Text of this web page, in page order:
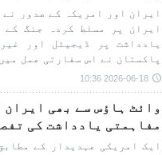
ایران اور امریکہ کے صدور
ایران پر مسلط کردہ جنگ کے
یادداشت پر ڈیجیٹل اور
پاکستان نے اس سفارتی عمل
2026-06-18 10:36
مفاہمتی یادداشت کی
ایک امریکی عہدیدار کے